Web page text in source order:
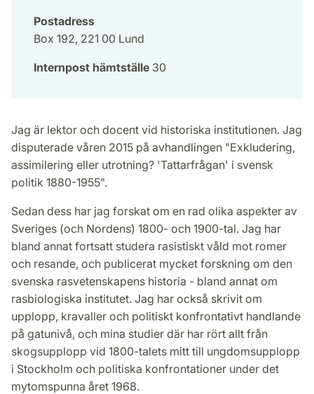
Postadress
Box 192, 221 00 Lund
Internpost hämtställe 30
Jag är lektor och docent vid historiska institutionen. Jag
disputerade våren 2015 på avhandlingen "Exkludering,
assimilering eller utrotning? 'Tattarfrågan' i svensk
politik 1880-1955".
Sedan dess har jag forskat om en rad olika aspekter av
Sveriges (och Nordens) 1800- och 1900-tal. Jag har
bland annat fortsatt studera rasistiskt våld mot romer
och resande, och publicerat mycket forskning om den
svenska rasvetenskapens historia - bland annat om
rasbiologiska institutet. Jag har också skrivit om
upplopp, kravaller och politiskt konfrontativt handlande
på gatunivå, och mina studier där har rört allt från
skogsupplopp vid 1800-talets mitt till ungdomsupplopp
i Stockholm och politiska konfrontationer under det
mytomspunna året 1968.